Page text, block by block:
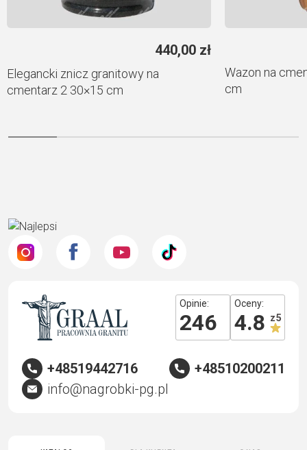
440,00 zł
Elegancki znicz granitowy na
cmentarz 2 30×15 cm
Wazon na
cm
Opinie:
246
Oceny:
4.8 z 5
+48519442716
+48510200211
info@nagrobki-pg.pl